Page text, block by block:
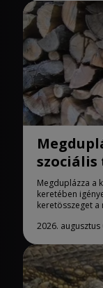
Megduplázza a
keretében
keretösszeget
2026. augusztus